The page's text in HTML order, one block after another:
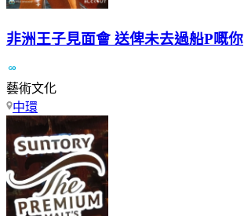
非洲王子見面會 送俾未去過船P嘅你
藝術文化
中環